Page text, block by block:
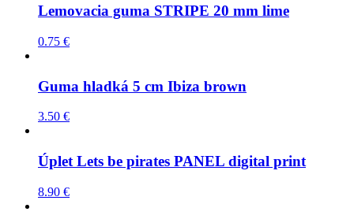
Lemovacia guma STRIPE 20 mm lime
0.75 €
Guma hladká 5 cm Ibiza brown
3.50 €
Úplet Lets be pirates PANEL digital print
8.90 €